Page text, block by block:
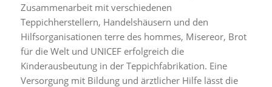
Zusammenarbeit mit verschiedenen
Teppichherstellern, Handelshäusern und den
Hilfsorganisationen terre des hommes, Misereor, Brot
für die Welt und UNICEF erfolgreich die
Kinderausbeutung in der Teppichfabrikation. Eine
Versorgung mit Bildung und ärztlicher Hilfe lässt die